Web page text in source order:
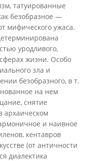
татуированные
безобразное —
мифического ужаса.
уродливого,
жизни. Особо
зла и
безобразного, в т.
на нем
снятие
архаическом
и наивное
кентавров
(от античности
диалектика